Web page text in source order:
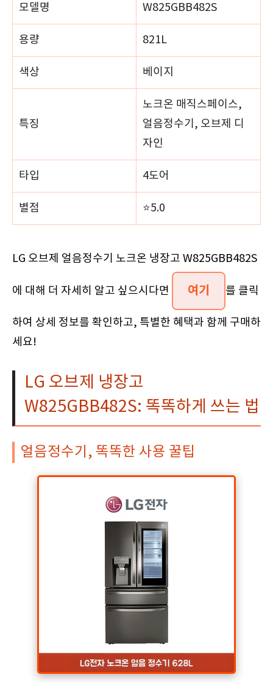
모델명 W825GBB482S
용량 821L
색상 베이지
특징
노크온 매직스페이스,
얼음정수기, 오브제 디
자인
타입 4도어
별점 ⭐5.0
LG 오브제 얼음정수기 노크온 냉장고 W825GBB482S
에 대해 더 자세히 알고 싶으시다면 여기 를 클릭
하여 상세 정보를 확인하고, 특별한 혜택과 함께 구매하
세요!
LG 오브제 냉장고
W825GBB482S: 똑똑하게 쓰는 법
얼음정수기, 똑똑한 사용 꿀팁